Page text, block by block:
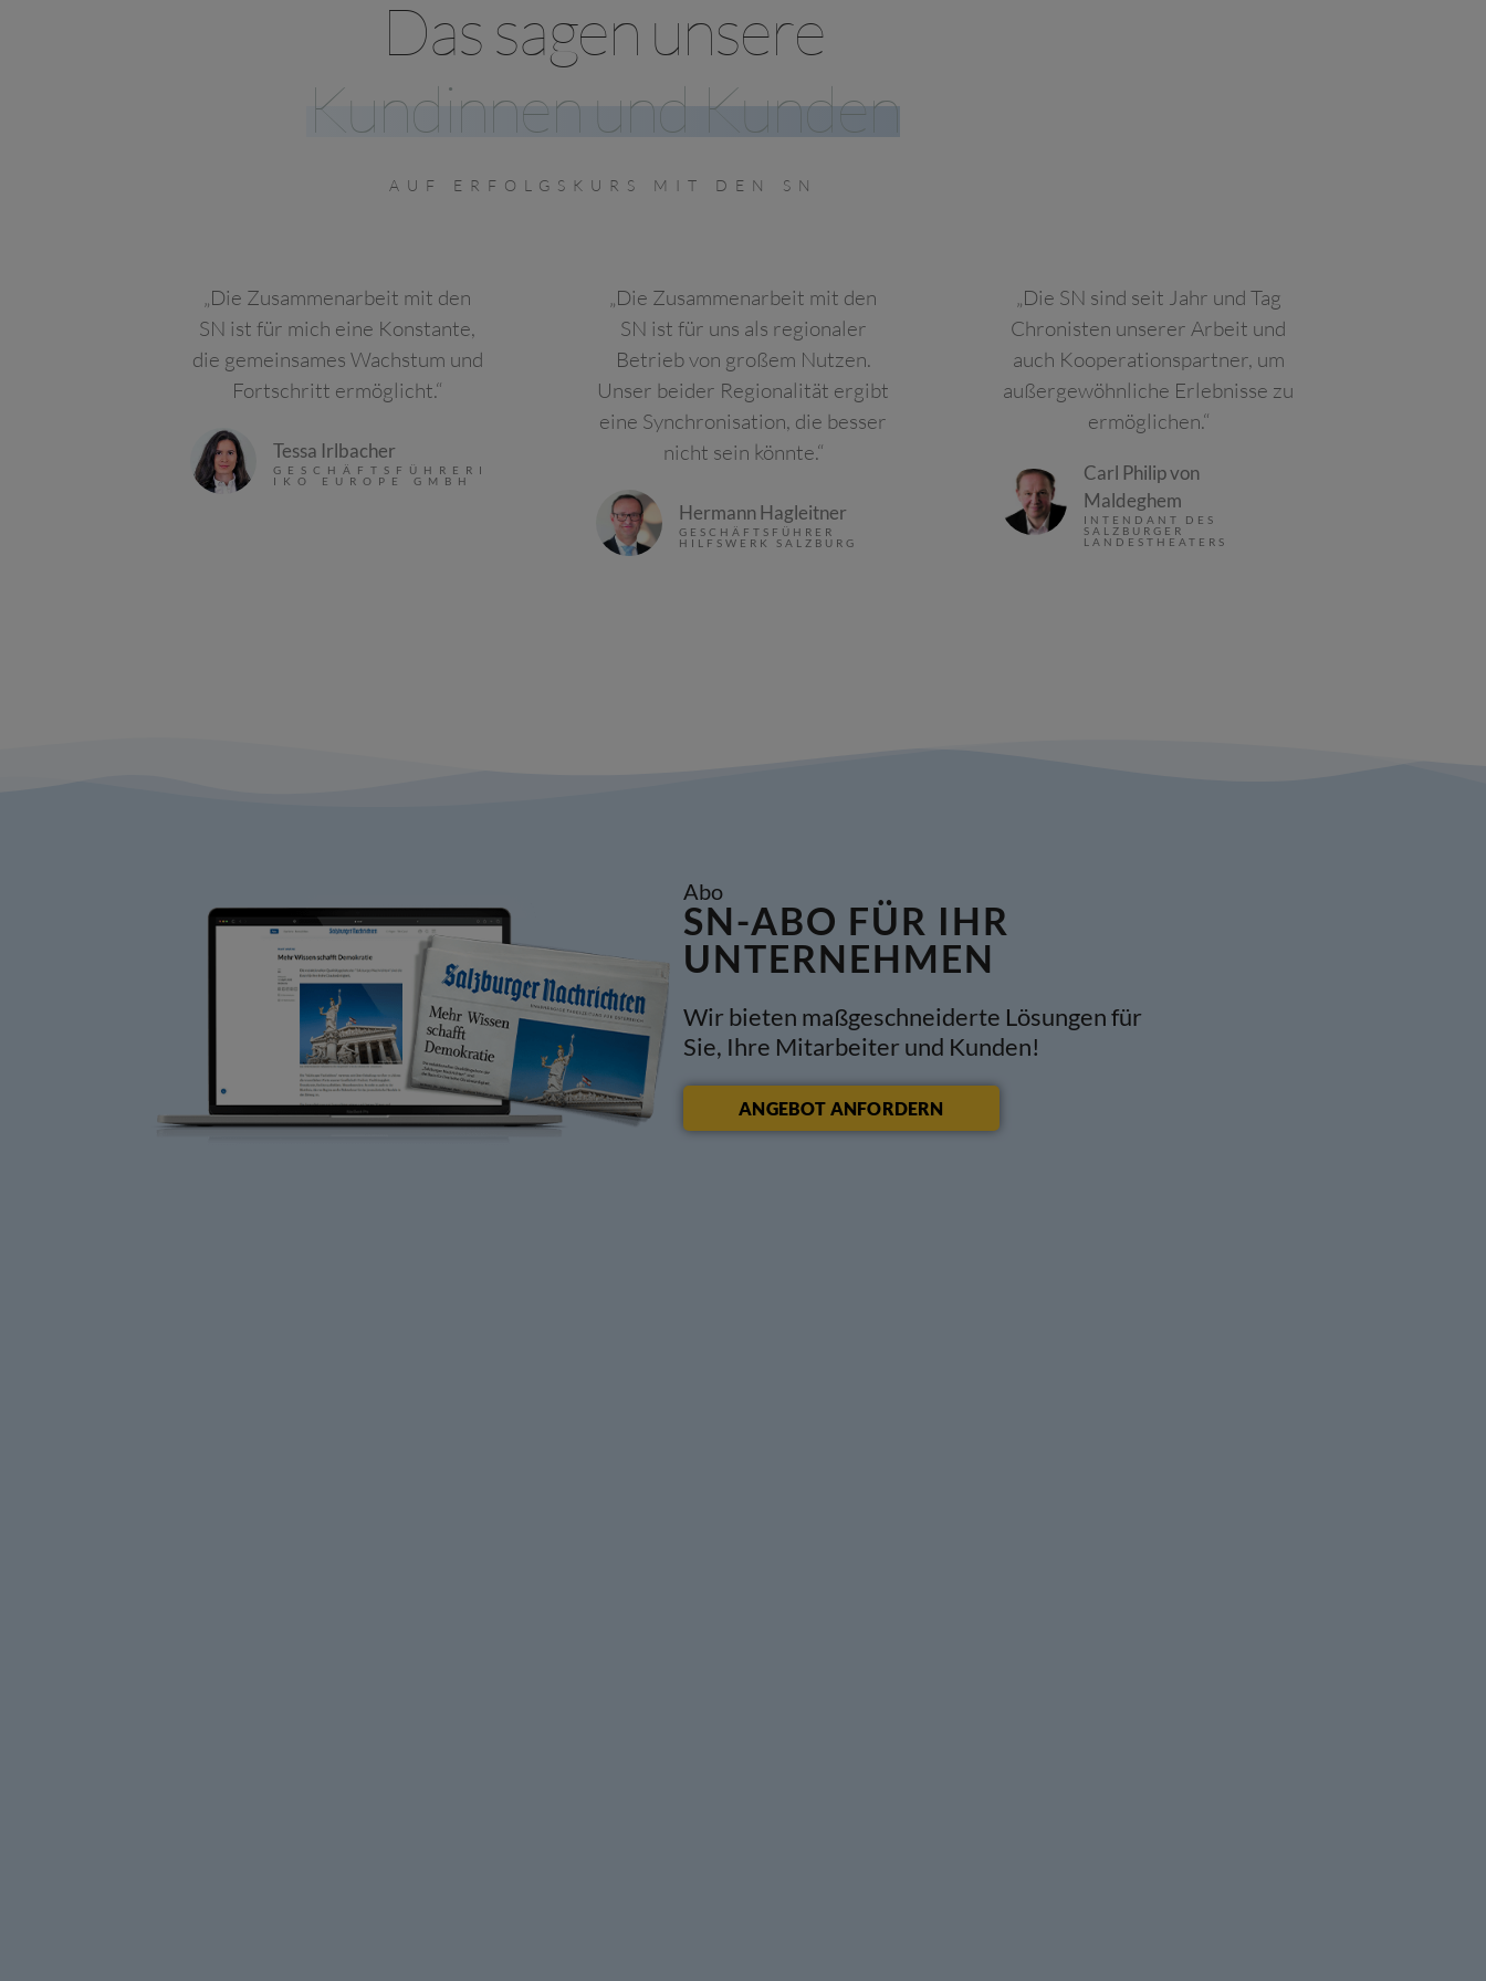
Das sagen unsere
Kundinnen und Kunden
AUF ERFOLGSKURS MIT DEN SN
„Die Zusammenarbeit mit den
SN ist für mich eine Konstante,
die gemeinsames Wachstum und
Fortschritt ermöglicht.“
Tessa Irlbacher
GESCHÄFTSFÜHRERIN
IKO EUROPE GMBH
„Die Zusammenarbeit mit den
SN ist für uns als regionaler
Betrieb von großem Nutzen.
Unser beider Regionalität ergibt
eine Synchronisation, die besser
nicht sein könnte.“
Hermann Hagleitner
GESCHÄFTSFÜHRER
HILFSWERK SALZBURG
„Die SN sind seit Jahr und Tag
Chronisten unserer Arbeit und
auch Kooperationspartner, um
außergewöhnliche Erlebnisse zu
ermöglichen.“
Carl Philip von
Maldeghem
INTENDANT DES
SALZBURGER
LANDESTHEATERS
Abo
SN-ABO FÜR IHR
UNTERNEHMEN
Wir bieten maßgeschneiderte Lösungen für
Sie, Ihre Mitarbeiter und Kunden!
ANGEBOT ANFORDERN